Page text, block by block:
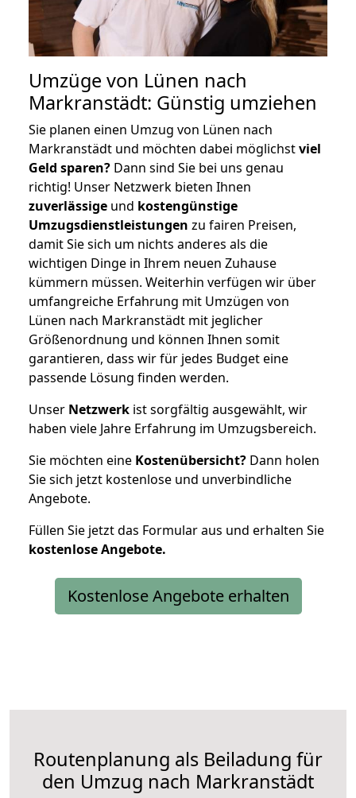
Umzüge von Lünen nach
Markranstädt: Günstig umziehen
Sie planen einen Umzug von Lünen nach
Markranstädt und möchten dabei möglichstviel
Geld sparen? Dann sind Sie bei uns genau
richtig! Unser Netzwerk bieten Ihnen
zuverlässige und kostengünstige
Umzugsdienstleistungen zu fairen Preisen,
damit Sie sich um nichts anderes als die
wichtigen Dinge in Ihrem neuen Zuhause
kümmern müssen. Weiterhin verfügen wir über
umfangreiche Erfahrung mit Umzügen von
Lünen nach Markranstädt mit jeglicher
Größenordnung und können Ihnen somit
garantieren, dass wir für jedes Budget eine
passende Lösung finden werden.
Unser Netzwerk ist sorgfältig ausgewählt, wir
haben viele Jahre Erfahrung im Umzugsbereich.
Sie möchten eine Kostenübersicht? Dann holen
Sie sich jetzt kostenlose und unverbindliche
Angebote.
Füllen Sie jetzt das Formular aus und erhalten Sie
kostenloseAngebote.
Kostenlose Angebote erhalten
Routenplanung als Beiladung für
den Umzug nach Markranstädt